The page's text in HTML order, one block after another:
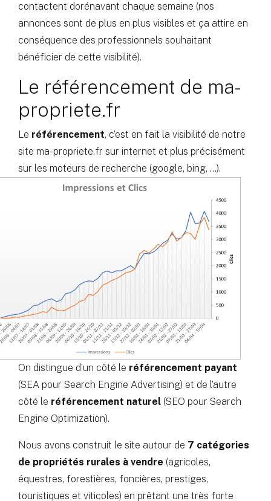
contactent dorénavant chaque semaine (nos
annonces sont de plus en plus visibles et ça attire en
conséquence des professionnels souhaitant
bénéficier de cette visibilité).
Le référencement de ma-
propriete.fr
Le référencement, c’est en fait la visibilité de notre
site ma-propriete.fr sur internet et plus précisément
sur les moteurs de recherche (google, bing, …).
On distingue d’un côté le référencement payant
(SEA pour Search Engine Advertising) et de l’autre
côté le référencement naturel (SEO pour Search
Engine Optimization).
Nous avons construit le site autour de 7 catégories
de propriétés rurales à vendre (agricoles,
équestres, forestières, foncières, prestiges,
touristiques et viticoles) en prêtant une très forte